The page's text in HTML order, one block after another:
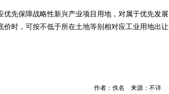
先保障战略性新兴产业项目用地，对属于优先发展
时，可按不低于所在土地等别相对应工业用地出让
作者：佚名 来源：不详